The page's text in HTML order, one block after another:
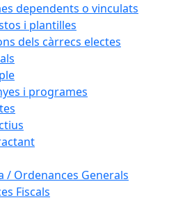
dependents o vinculats
i plantilles
dels càrrecs electes
i programes
/ Ordenances Generals
Fiscals